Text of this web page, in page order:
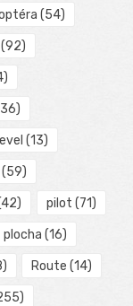
(54)
(92)
level (13)
(59)
pilot (71)
plocha (16)
Route (14)